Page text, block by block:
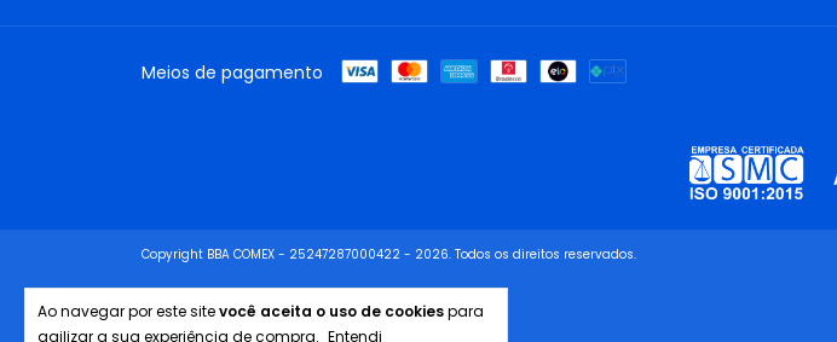
Ao navegar por este sitevocê aceita o uso de cookiespara
agilizar a sua experiência de compra. Entendi
Meios de pagamento
Copyright BBA COMEX - 25247287000422 - 2026. Todos os direitos reservados.